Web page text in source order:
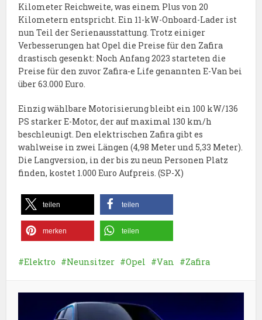
Kilometer Reichweite, was einem Plus von 20
Kilometern entspricht. Ein 11-kW-Onboard-Lader ist
nun Teil der Serienausstattung. Trotz einiger
Verbesserungen hat Opel die Preise für den Zafira
drastisch gesenkt: Noch Anfang 2023 starteten die
Preise für den zuvor Zafira-e Life genannten E-Van bei
über 63.000 Euro.
Einzig wählbare Motorisierung bleibt ein 100 kW/136
PS starker E-Motor, der auf maximal 130 km/h
beschleunigt. Den elektrischen Zafira gibt es
wahlweise in zwei Längen (4,98 Meter und 5,33 Meter).
Die Langversion, in der bis zu neun Personen Platz
finden, kostet 1.000 Euro Aufpreis. (SP-X)
teilen teilen
merken teilen
Elektro Neunsitzer Opel Van Zafira